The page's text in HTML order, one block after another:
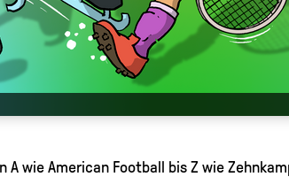
A wie American Football bis Z wie